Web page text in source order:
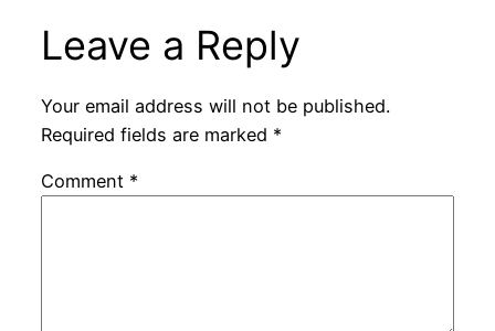
Leave a Reply
Your email address will not be published.
Required fields are marked *
Comment *